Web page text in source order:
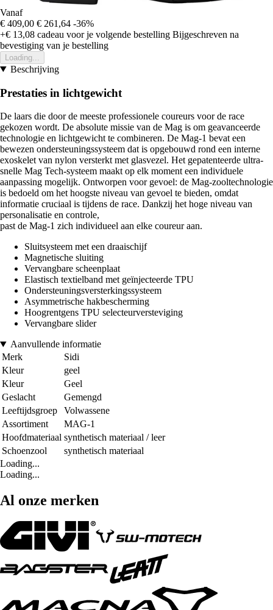
Vanaf
€ 409,00 € 261,64 -36%
+€ 13,08 cadeau voor je volgende bestelling Bijgeschreven na
bevestiging van je bestelling
Loading...
Beschrijving
Prestaties in lichtgewicht
De laars die door de meeste professionele coureurs voor de race
gekozen wordt. De absolute missie van de Mag is om geavanceerde
technologie en lichtgewicht te combineren. De Mag-1 bevat een
bewezen ondersteuningssysteem dat is opgebouwd rond een interne
exoskelet van nylon versterkt met glasvezel. Het gepatenteerde ultra-
snelle Mag Tech-systeem maakt op elk moment een individuele
aanpassing mogelijk. Ontworpen voor gevoel: de Mag-zooltechnologie
is bedoeld om het hoogste niveau van gevoel te bieden, omdat
informatie cruciaal is tijdens de race. Dankzij het hoge niveau van
personalisatie en controle,
past de Mag-1 zich individueel aan elke coureur aan.
Sluitsysteem met een draaischijf
Magnetische sluiting
Vervangbare scheenplaat
Elastisch textielband met geïnjecteerde TPU
Ondersteuningsversterkingssysteem
Asymmetrische hakbescherming
Hoogrentgens TPU selecteurversteviging
Vervangbare slider
Aanvullende informatie
Merk
Sidi
Kleur
geel
Kleur
Geel
Geslacht
Gemengd
Leeftijdsgroep
Volwassene
Assortiment
MAG-1
Hoofdmateriaal synthetisch materiaal / leer
Schoenzool
synthetisch materiaal
Loading...
Loading...
Al onze merken